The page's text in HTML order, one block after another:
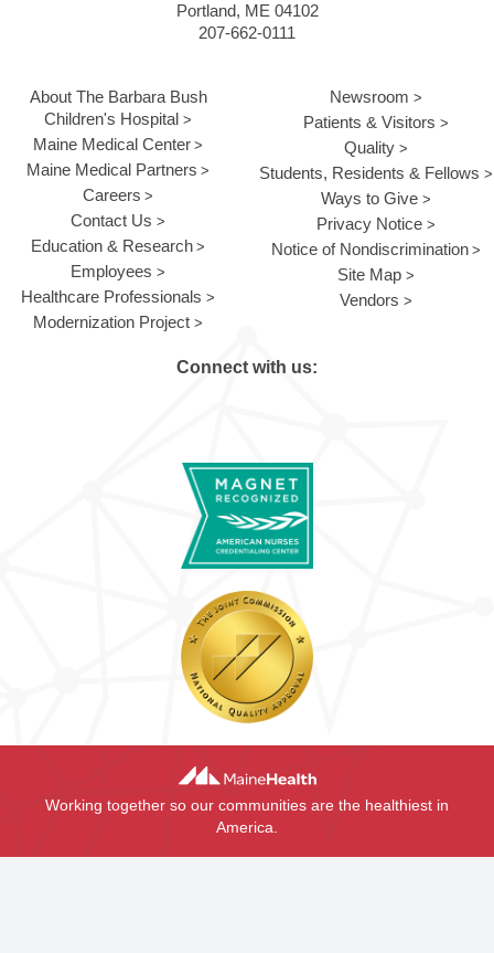
Portland, ME 04102
207-662-0111
About The Barbara Bush
Children's Hospital
Maine Medical Center
Maine Medical Partners
Careers
Contact Us
Education & Research
Employees
Healthcare Professionals
Modernization Project
Newsroom
Patients & Visitors
Quality
Students, Residents & Fellows
Ways to Give
Privacy Notice
Notice of Nondiscrimination
Site Map
Vendors
Connect with us:
Working together so our communities are the healthiest in
America.